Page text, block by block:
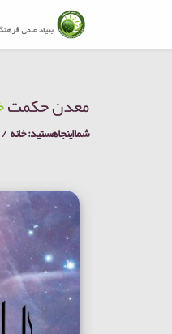
معدن حکمت
شما اینجا هستید:خانه